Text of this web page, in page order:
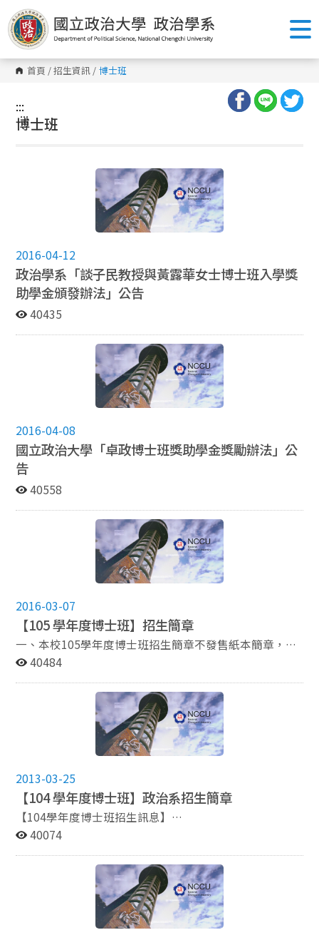
跳
到
主
要
內
容
區 首頁 /招生資訊 / 博士班
:::
:::
博士班
2016-04-12
政治學系「談子民教授與黃露華女士博士班入學獎
助學金頒發辦法」公告
40435
2016-04-08
國立政治大學「卓政博士班獎助學金獎勵辦法」公
告
40558
2016-03-07
【105 學年度博士班】招生簡章
一、本校105學年度博士班招生簡章不發售紙本簡章，請
自行網頁瀏覽或列印，報名前請務必詳閱簡章。 二、本
（一）網路取得繳費帳號期間：105年4月06日上午9時起
至 105年4月11日 下午5時止 （二）網路登錄報名資料期
間：105年4月06日上午9時起 至 105年4月12日 下午5時
止 （三）審查資料繳交截止日：105年4月12日前，依各
系所簡章分則規定繳交報名所需相關表件。 （四）上述各
繳交方式以網路上傳電子檔，部分系所仍以通訊寄件，詳
細繳交方式規定，請詳閱招生簡章系所分則。 四、本校
105學年度博士班招生簡章請參閱附檔。 如有任何異動，
請隨時查閱本校首頁_招生入學_博士班招生， 網址：
40484
2013-03-25
【104 學年度博士班】政治系招生簡章
【104學年度博士班招生訊息】
http://www.nccu.edu.tw/zh_tw/admissions/104%E5%
%A3%AB%E7%8F%AD%E6%8B%9B%E7%94%9F%E
7%B0%A1%E7%AB%A0-36572449 一、本校104學年度
博士班招生簡章不發售紙本簡章，請自行網頁瀏覽或列
印，報名前請務必詳閱簡章。 二、本項考試報名方式採網
路報名及通訊寄件，逾期不予受理。 （一）網路取得繳費
40074